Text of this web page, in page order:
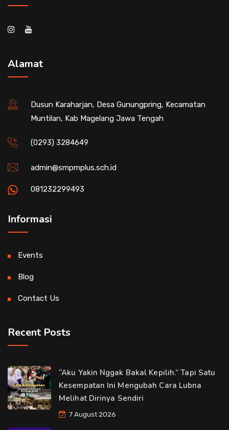
Alamat
Dusun Karaharjan, Desa Gunungpring, Kecamatan
Muntilan, Kab Magelang Jawa Tengah
(0293) 3284649
admin@smpmplus.sch.id
081232299493
Informasi
Events
Blog
Contact Us
Recent Posts
“Aku Yakin Nggak Bakal Kepilih.” Tapi Satu
Kesempatan Ini Mengubah Cara Lubna
Melihat Dirinya Sendiri
7 August 2026